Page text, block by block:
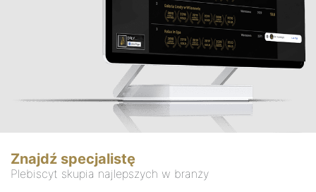
Znajdź specjalistę
Plebiscyt skupia najlepszych w branży